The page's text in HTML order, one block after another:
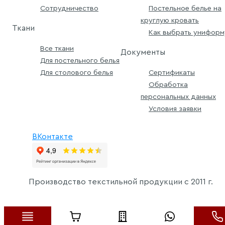
Сотрудничество
Ткани
Все ткани
Для постельного белья
Для столового белья
Постельное белье на
круглую кровать
Как выбрать
Документы
Сертификаты
Обработка
персональных данных
Условия заявки
ВКонтакте
Производство текстильной продукции с 2011 г.